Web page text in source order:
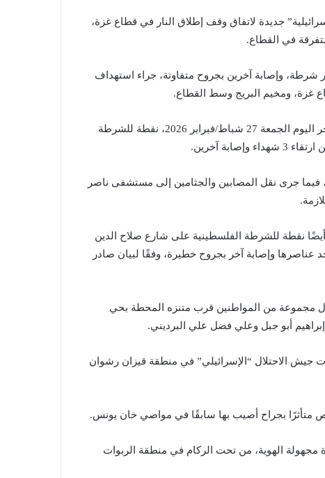
جديدة لاتفاق وقف إطلاق النار في قطاع غزة،
في القطاع.
من بينهم عناصر شرطة، وإصابة آخرين بجروح متفاوتة، جراء استهداف
غزة، ومخيم البريج وسط القطاع.
وأوضحت المصادر أن طائرة مُسيّرة “إسرائيلية” استهدفت فجر اليوم الجمعة 27 شباط/فبراير 2026، نقطة للشرطة
آخرين.
جرى نقل المصابين والجثامين إلى مستشفى ناصر
نقطة للشرطة الفلسطينية على شارع صلاح الدين
وإصابة آخر بجروح خطيرة، وفقًا لبيان صادر
مجموعة من المواطنين قرب متنزه المحطة بحي
أبو جبل وعلي فضل علي البرديني.
الاحتلال “الإسرائيلي” في منطقة قيزان رشوان
بجراح أصيب بها سابقًا في مواصي خان يونس.
الهوية، من تحت الركام في منطقة الربوات